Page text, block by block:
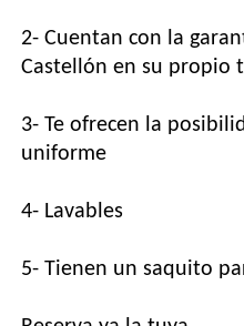
2- Cuentan con la
Castellón en su propio
3- Te ofrecen la
uniforme
4- Lavables
5- Tienen un saquito